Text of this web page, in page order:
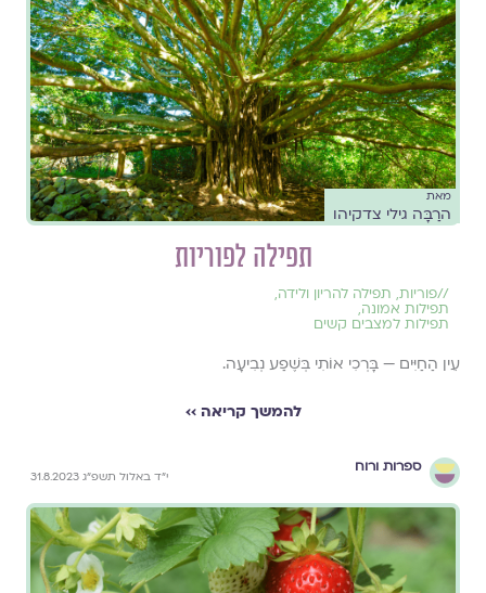
מאת
הרַבָּה גילי צדקיהו
תפילה לפוריות
//פוריות, תפילה להריון ולידה,
תפילות אמונה,
תפילות למצבים קשים
עֵין הַחַיִּים — בָּרְכִי אוֹתִי בְּשֶׁפַע נְבִיעָה.
להמשך קריאה ››
ספרות ורוח
י״ד באלול תשפ״ג 31.8.2023